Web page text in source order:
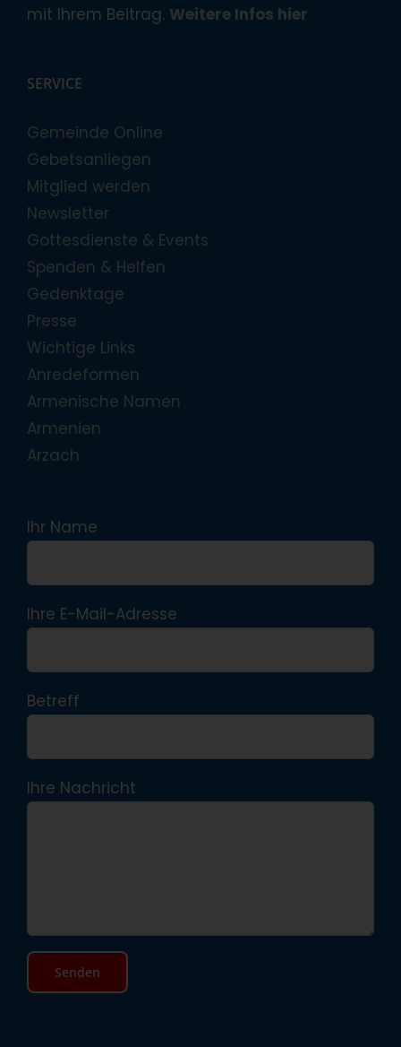
mit Ihrem Beitrag. Weitere Infos hier
SERVICE
Gemeinde Online
Gebetsanliegen
Mitglied werden
Newsletter
Gottesdienste & Events
Spenden & Helfen
Gedenktage
Presse
Wichtige Links
Anredeformen
Armenische Namen
Armenien
Arzach
Ihr Name
Ihre E-Mail-Adresse
Betreff
Ihre Nachricht